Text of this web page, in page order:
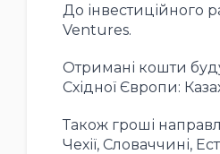
До інвестиційного
Ventures.
Отримані кошти
Східної Європи:
Також гроші
Чехії, Словаччині,